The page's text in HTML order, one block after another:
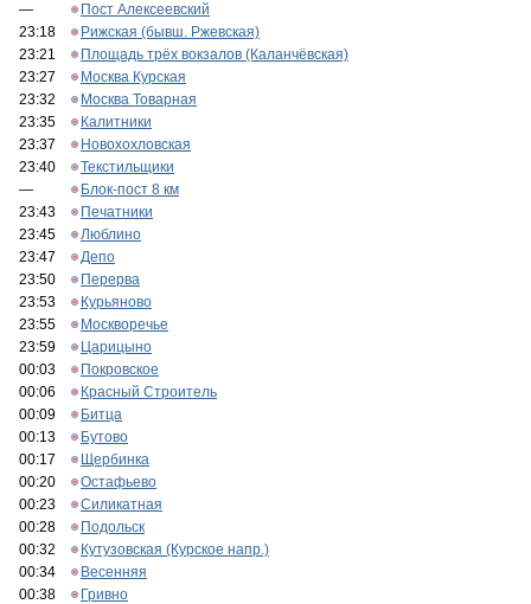
—
Пост Алексеевский
23:18
Рижская (бывш. Ржевская)
23:21
Площадь трёх вокзалов (Каланчёвская)
23:27
Москва Курская
23:32
Москва Товарная
23:35
Калитники
23:37
Новохохловская
23:40
Текстильщики
—
Блок-пост 8 км
23:43
Печатники
23:45
Люблино
23:47
Депо
23:50
Перерва
23:53
Курьяново
23:55
Москворечье
23:59
Царицыно
00:03
Покровское
00:06
Красный Строитель
00:09
Битца
00:13
Бутово
00:17
Щербинка
00:20
Остафьево
00:23
Силикатная
00:28
Подольск
00:32
Кутузовская (Курское напр.)
00:34
Весенняя
00:38
Гривно